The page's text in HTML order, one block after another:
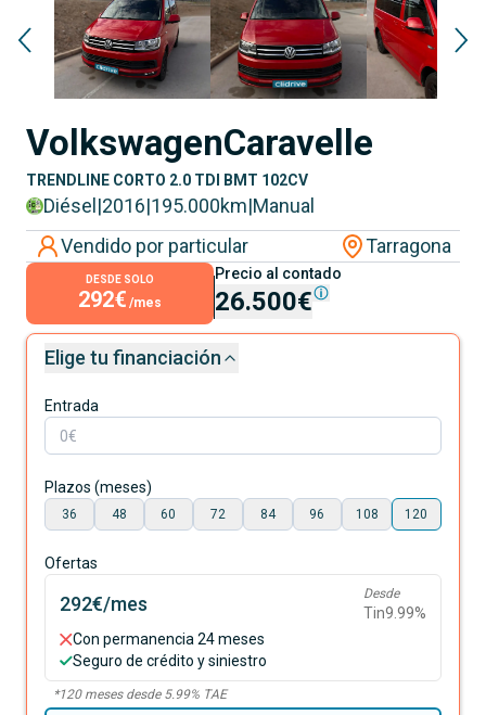
VolkswagenCaravelle
TRENDLINE CORTO 2.0 TDI BMT 102CV
Diésel |2016|195.000km|Manual
Vendido por particular
Tarragona
DESDE SOLO
292€ /mes
Precio al contado
26.500€
Elige tu financiación
Entrada
Plazos (meses)
36 48 60 72 84 96 108 120
Ofertas
292€/mes Desde
Tin9.99%
Con permanencia 24 meses
Seguro de crédito y siniestro
*120meses desde 5.99% TAE